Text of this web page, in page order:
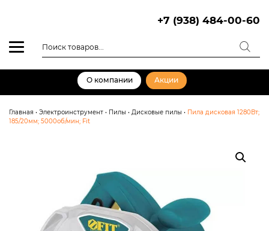
+7 (938) 484-00-60
товаров
О компании Акции
Главная • Электроинструмент • Пилы • Дисковые пилы • Пила дисковая 1280Вт;
185/20мм; 5000об/мин; Fit